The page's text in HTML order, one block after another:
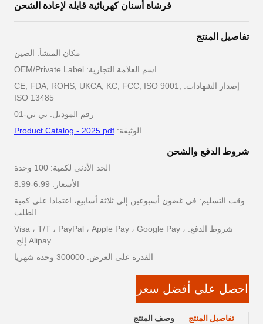
فرشاة أسنان كهربائية قابلة لإعادة الشحن
تفاصيل المنتج
مكان المنشأ: الصين
اسم العلامة التجارية: OEM/Private Label
إصدار الشهادات: CE, FDA, ROHS, UKCA, KC, FCC, ISO 9001,
ISO 13485
رقم الموديل: بي تي-01
الوثيقة: Product Catalog - 2025.pdf
شروط الدفع والشحن
الحد الأدنى لكمية: 100 وحدة
الأسعار: 6.99-8.99
وقت التسليم: في غضون أسبوعين إلى ثلاثة أسابيع، اعتمادا على كمية
الطلب
شروط الدفع: Visa ، T/T ، PayPal ، Apple Pay ، Google Pay ،
Alipay إلخ.
القدرة على العرض: 300000 وحدة شهريا
احصل على أفضل سعر
تفاصيل المنتج وصف المنتج